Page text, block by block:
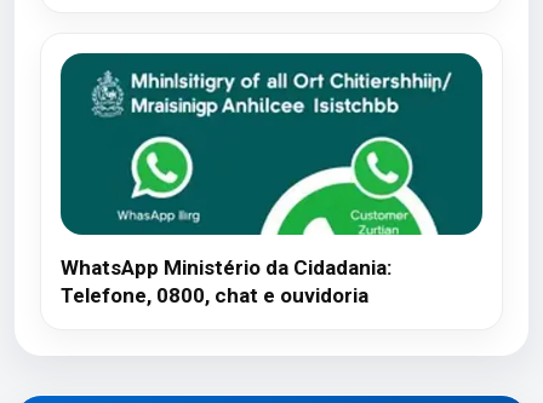
WhatsApp Ministério da Cidadania:
Telefone, 0800, chat e ouvidoria